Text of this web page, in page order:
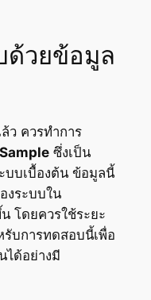
ด้วยข้อมูล
ว ควรทำการ
ซึ่งเป็น
บบเบื้องต้น ข้อมูลนี้
งระบบใน
โดยควรใช้ระยะ
บการทดสอบนี้เพื่อ
ได้อย่างมี